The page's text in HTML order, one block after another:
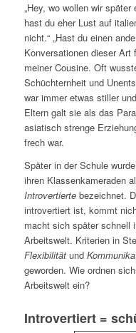
„Hey, wo wollen wir
hast du eher Lust auf
nicht.“ „Hast du einen
Konversationen dieser
meiner Cousine. Oft
Schüchternheit und
war immer etwas stiller
Eltern galt sie als das
asiatisch strenge
frech war.
Später in der Schule
ihren Klassenkameraden
Introvertiertebezeichnet.
introvertiert ist, kommt
macht sich später schnell
Arbeitswelt. Kriterien in
Flexibilität und
geworden. Wie ordnen
Arbeitswelt ein?
Introvertiert =